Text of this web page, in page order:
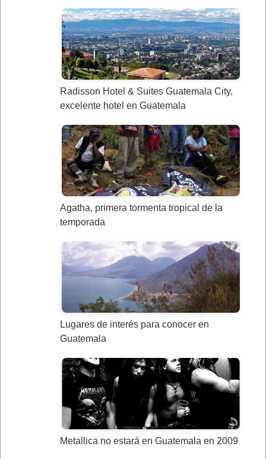
Radisson Hotel & Suites Guatemala City,
excelente hotel en Guatemala
Agatha, primera tormenta tropical de la
temporada
Lugares de interés para conocer en
Guatemala
Metallica no estará en Guatemala en 2009